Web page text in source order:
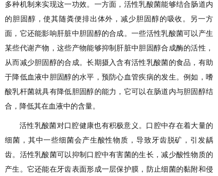
多种机制来实现这一功效。一方面，活性乳酸菌能够结合肠道内
的胆固醇，使其随粪便排出体外，减少胆固醇的吸收。另一方
面，它还能影响肝脏中胆固醇的合成。一些活性乳酸菌可以产生
某些代谢产物，这些产物能够抑制肝脏中胆固醇合成酶的活性，
从而减少胆固醇的合成。长期摄入含有活性乳酸菌的食品，有助
于降低血液中胆固醇的水平，预防心血管疾病的发生。例如，嗜
酸乳杆菌就具有降低胆固醇的能力，它可以在肠道内与胆固醇结
合，降低其在血液中的含量。
活性乳酸菌对口腔健康也有积极意义。口腔中存在着大量的
细菌，其中一些细菌会产生酸性物质，导致牙齿脱矿，引发龋
齿。活性乳酸菌可以抑制口腔中有害菌的生长，减少酸性物质的
产生。它还能在牙齿表面形成一层保护膜，防止细菌的黏附和侵